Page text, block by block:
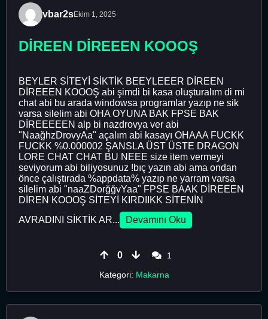
vbar2sEkim 1, 2025
DİREEN DİREEEN KOOOŞ
BEYLER SİTEYİ SİKTİK BEEYLEEER DİREEN
DİREEEN KOOOŞ abi şimdi bi kasa oluşturalım di mi
chat abi bu arada windowsa programlar yazıp ne sik
varsa silelim abi OHA OYUNA BAK FPSE BAK
DİREEEEEN alp bi nazdrovya ver abi
"NaağhzDrovyAa" açalım abi kasayı OHAAA FUCKK
FUCKK %0.000002 ŞANSLA ÜST ÜSTE DRAGON
LORE CHAT CHAT BU NEEE size item vermeyi
seviyorum abi biliyosunuz !bıç yazın abi ama ondan
önce çalıştırada %appdata% yazıp ne yarram varsa
silelim abi "naaZDorğğvYaa" FPSE BAAK DİREEEN
DİREN KOOOŞ SİTEYİ KIRDIIKK SİTENİN
AVRADINI SİKTİK AR...
Devamını Oku
0
1
Kategori: Makarna